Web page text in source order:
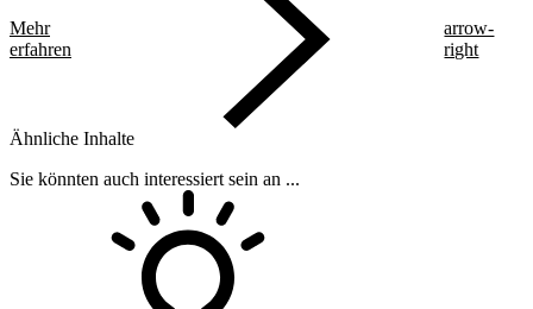
Mehr
erfahren
arrow-
right
Ähnliche Inhalte
Sie könnten auch interessiert sein an ...